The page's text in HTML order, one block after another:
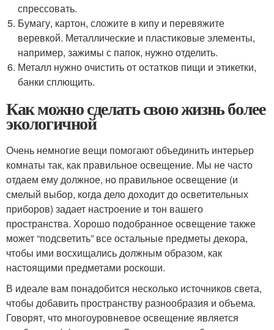
спрессовать.
Бумагу, картон, сложите в кипу и перевяжите
веревкой. Металлические и пластиковые элементы,
например, зажимы с папок, нужно отделить.
Металл нужно очистить от остатков пищи и этикетки,
банки сплющить.
Как можно сделать свою жизнь более
экологичной
Очень немногие вещи помогают объединить интерьер
комнаты так, как правильное освещение. Мы не часто
отдаем ему должное, но правильное освещение (и
смелый выбор, когда дело доходит до осветительных
приборов) задает настроение и тон вашего
пространства. Хорошо подобранное освещение также
может “подсветить” все остальные предметы декора,
чтобы ими восхищались должным образом, как
настоящими предметами роскоши.
В идеале вам понадобится несколько источников света,
чтобы добавить пространству разнообразия и объема.
Говорят, что многоуровневое освещение является